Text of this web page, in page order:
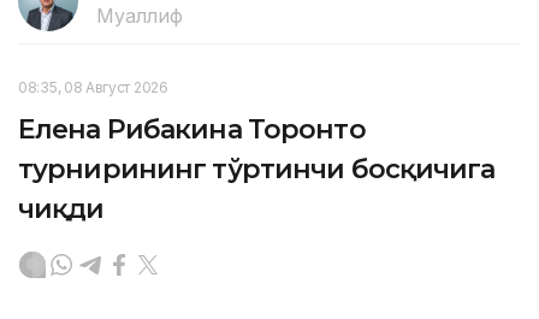
Муаллиф
08:35, 08 Август 2026
Елена Рибакина Торонто
турнирининг тўртинчи босқичига
чиқди